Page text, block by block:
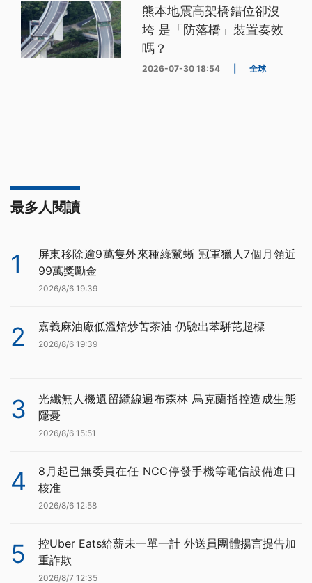
熊本地震高架橋錯位卻沒
垮 是「防落橋」裝置奏效
嗎？
2026-07-30 18:54 全球
最多人閱讀
1
屏東移除逾9萬隻外來種綠鬣蜥 冠軍獵人7個月領近
99萬獎勵金
2026/8/6 19:39
2 嘉義麻油廠低溫焙炒苦茶油 仍驗出苯駢芘超標
2026/8/6 19:39
3
光纖無人機遺留纜線遍布森林 烏克蘭指控造成生態
隱憂
2026/8/6 15:51
4
8月起已無委員在任 NCC停發手機等電信設備進口
核准
2026/8/6 12:58
5
控Uber Eats給薪未一單一計 外送員團體揚言提告加
重詐欺
2026/8/7 12:35